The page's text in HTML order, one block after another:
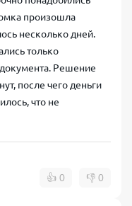
произошла
несколько дней.
только
Решение
после чего деньги
что не
👍 0 👎 0